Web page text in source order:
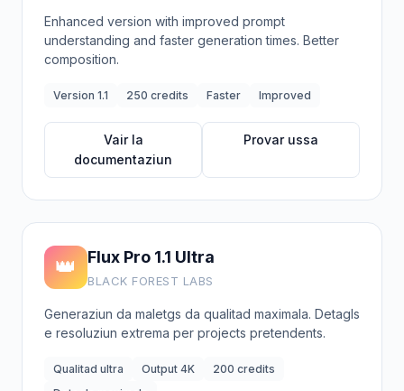
Enhanced version with improved prompt
understanding and faster generation times. Better
composition.
Version 1.1 250 credits Faster Improved
Vair la
documentaziun
Provar ussa
👑 Flux Pro 1.1 Ultra
BLACK FOREST LABS
Generaziun da maletgs da qualitad maximala. Detagls
e resoluziun extrema per projects pretendents.
Qualitad ultra Output 4K
200 credits